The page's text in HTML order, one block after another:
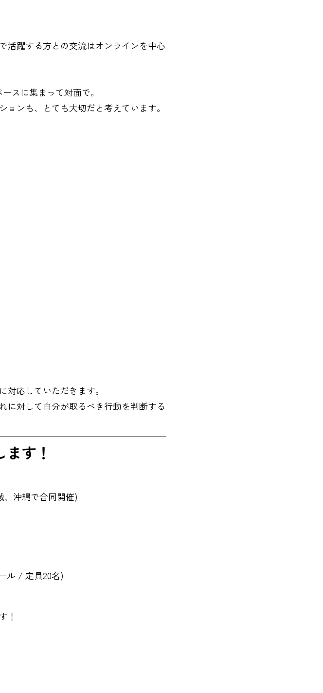
活躍する方との交流はオンラインを中心
スに集まって対面で。
ンも、とても大切だと考えています。
応していただきます。
に対して自分が取るべき行動を判断する
す！
沖縄で合同開催)
ル / 定員20名)
！